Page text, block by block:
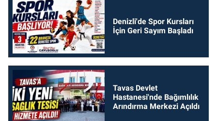
Denizli'de Spor Kursları
İçin Geri Sayım Başladı
Tavas Devlet
Hastanesi'nde Bağımlılık
Arındırma Merkezi Açıldı